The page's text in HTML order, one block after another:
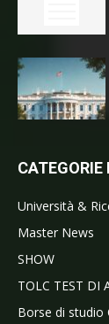
CATEGORIE
Università &
Master News
SHOW
TOLC TEST DI
Borse di studio